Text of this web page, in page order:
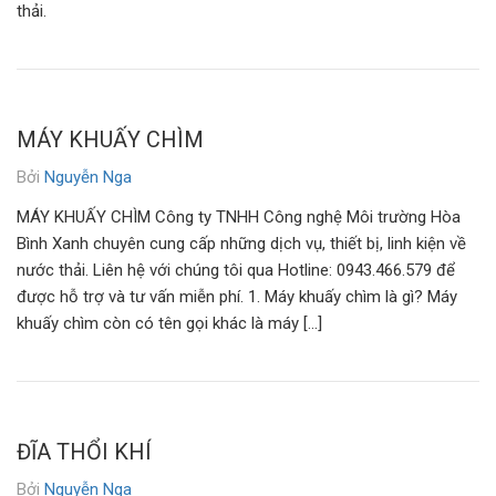
thải.
MÁY KHUẤY CHÌM
Bởi Nguyễn Nga
MÁY KHUẤY CHÌM Công ty TNHH Công nghệ Môi trường Hòa
Bình Xanh chuyên cung cấp những dịch vụ, thiết bị, linh kiện về
nước thải. Liên hệ với chúng tôi qua Hotline: 0943.466.579 để
được hỗ trợ và tư vấn miễn phí. 1. Máy khuấy chìm là gì? Máy
khuấy chìm còn có tên gọi khác là máy […]
ĐĨA THỔI KHÍ
Bởi Nguyễn Nga